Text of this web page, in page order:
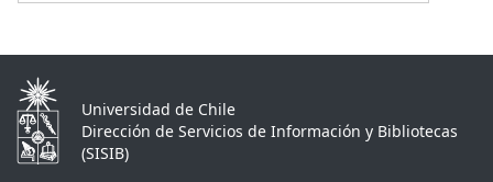
Universidad de Chile
Dirección de Servicios de Información y Bibliotecas
(SISIB)